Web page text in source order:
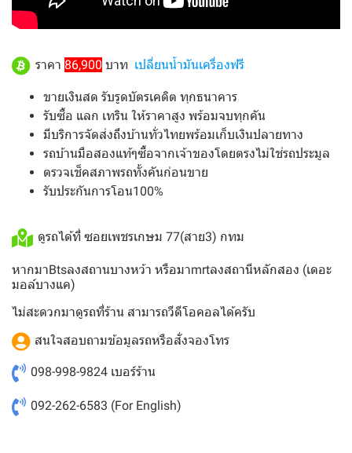
ราคา 86,900 บาท เปลี่ยนน้ำมันเครื่องฟรี
ขายเงินสด รับรูดบัตรเคดิต ทุกธนาคาร
รับซื้อ แลก เทริน ให้ราคาสูง พร้อมจบทุกคัน
มีบริการจัดส่งถึงบ้านทั่วไทยพร้อมเก็บเงินปลายทาง
รถบ้านมือสองแท้ๆซื้อจากเจ้าของโดยตรงไม่ใช่รถประมูล
ตรวจเช็คสภาพรถทั้งคันก่อนขาย
รับประกันการโอน100%
ดูรถได้ที่ ซอยเพชรเกษม 77(สาย3) กทม
หากมาBtsลงสถานบางหว้า หรือมาmrtลงสถานีหลักสอง (เดอะ
มอล์บางแค)
ไม่สะดวกมาดูรถที่ร้าน สามารถวีดีโอคอลได้ครับ
สนใจสอบถามข้อมูลรถหรือสั่งจองโทร
098-998-9824 เบอร์ร้าน
092-262-6583 (For English)